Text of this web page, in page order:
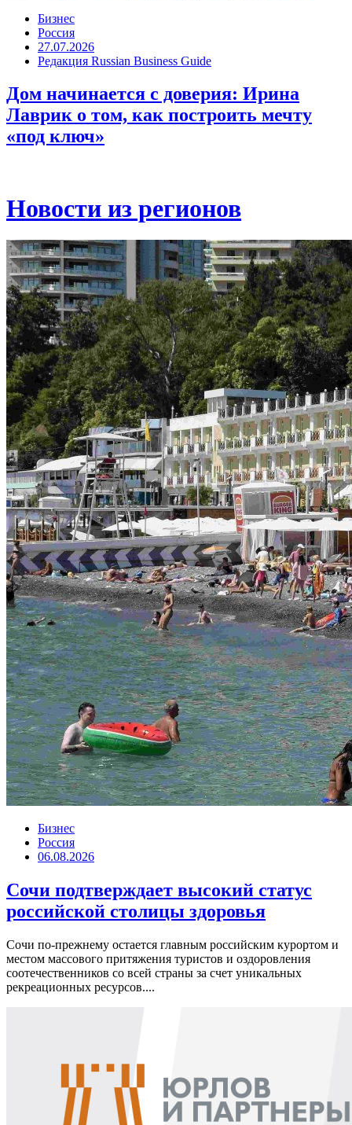
Бизнес
Россия
27.07.2026
Редакция Russian Business Guide
Дом начинается с доверия: Ирина
Лаврик о том, как построить мечту
«под ключ»
Новости из регионов
Бизнес
Россия
06.08.2026
Сочи подтверждает высокий статус
российской столицы здоровья
Сочи по-прежнему остается главным российским курортом и
местом массового притяжения туристов и оздоровления
соотечественников со всей страны за счет уникальных
рекреационных ресурсов....